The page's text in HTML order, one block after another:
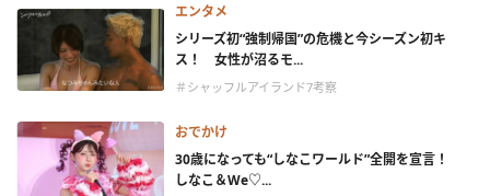
エンタメ
シリーズ初“強制帰国”の危機と今シーズン初キ
ス！ 女性が沼るモ...
＃シャッフルアイランド7考察
おでかけ
30歳になっても“しなこワールド”全開を宣言！
しなこ＆We♡...